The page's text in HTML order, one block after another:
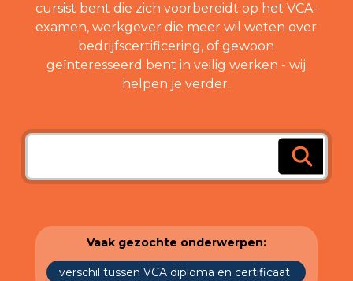
cursist bent die zich voorbereidt op het VCA-
examen, werkgever die meer wil weten over
bedrijfscertificering, of gewoon
geïnteresseerd bent in veilig werken - wij
helpen je verder.
Vaak gezochte onderwerpen:
verschil tussen VCA diploma en certificaat